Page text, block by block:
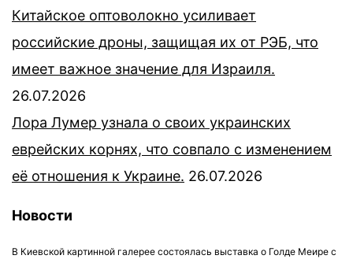
Китайское оптоволокно усиливает
российские дроны, защищая их от РЭБ, что
имеет важное значение для Израиля.
26.07.2026
Лора Лумер узнала о своих украинских
еврейских корнях, что совпало с изменением
её отношения к Украине. 26.07.2026
Новости
В Киевской картинной галерее состоялась выставка о Голде Меире с